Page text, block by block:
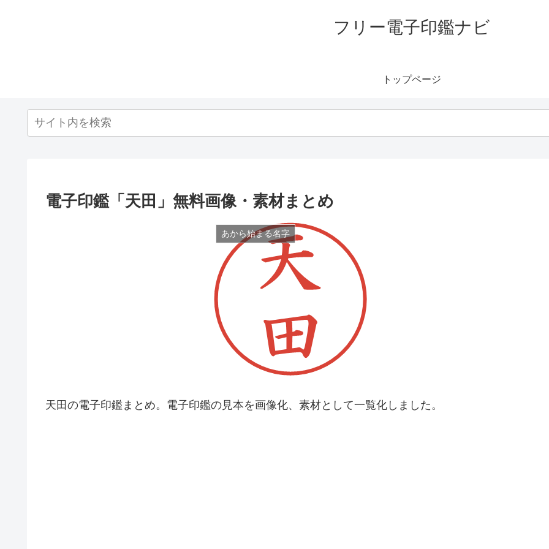
フリー電子印鑑ナビ
トップページ
電子印鑑「天田」無料画像・素材まとめ
あから始まる名字
天田の電子印鑑まとめ。電子印鑑の見本を画像化、素材として一覧化しました。